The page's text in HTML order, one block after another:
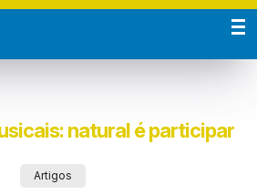
natural é participar
Artigos